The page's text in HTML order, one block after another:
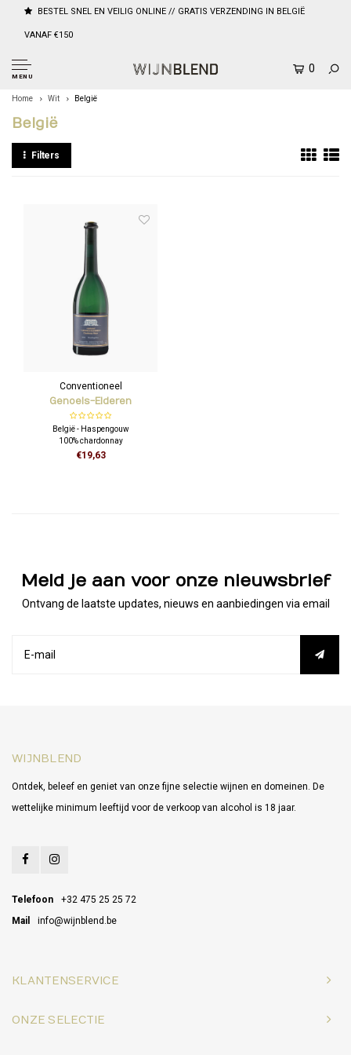
BESTEL SNEL EN VEILIG ONLINE // GRATIS VERZENDING IN BELGIË
VANAF €150
MENU
0
Home Wit België
België
Filters
Conventioneel
Genoels-Elderen
Chardonnay Blauw
België - Haspengouw
100% chardonnay
€19,63
Meld je aan voor onze nieuwsbrief
Ontvang de laatste updates, nieuws en aanbiedingen via email
WIJNBLEND
Ontdek, beleef en geniet van onze fijne selectie wijnen en domeinen. De
wettelijke minimum leeftijd voor de verkoop van alcohol is 18 jaar.
Telefoon
+32 475 25 25 72
Mail
info@wijnblend.be
KLANTENSERVICE
ONZE SELECTIE